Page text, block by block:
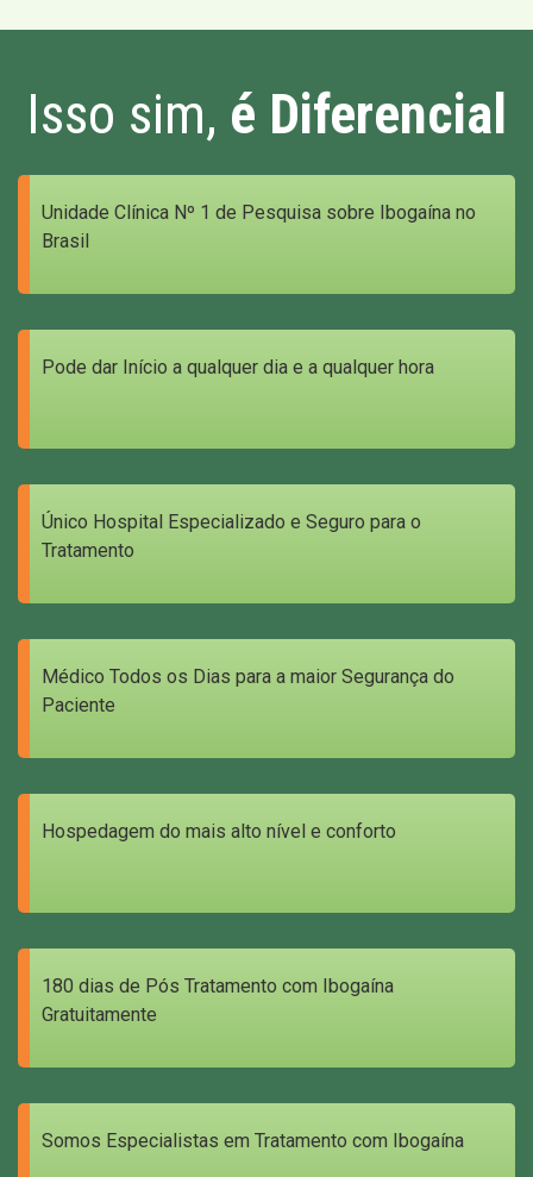
Isso sim, é Diferencial
Unidade Clínica Nº 1 de Pesquisa sobre Ibogaína no
Brasil
Pode dar Início a qualquer dia e a qualquer hora
Único Hospital Especializado e Seguro para o
Tratamento
Médico Todos os Dias para a maior Segurança do
Paciente
Hospedagem do mais alto nível e conforto
180 dias de Pós Tratamento com Ibogaína
Gratuitamente
Somos Especialistas em Tratamento com Ibogaína